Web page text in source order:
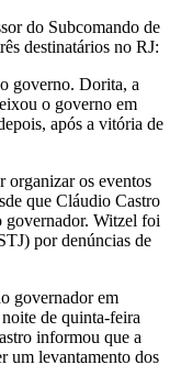
do Subcomando de
destinatários no RJ:
governo. Dorita, a
o governo em
após a vitória de
organizar os eventos
que Cláudio Castro
Witzel foi
por denúncias de
governador em
de quinta-feira
informou que a
um levantamento dos